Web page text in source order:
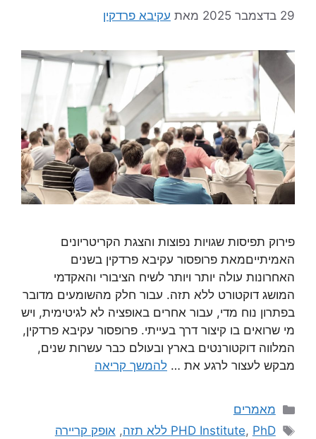
29 בדצמבר 2025 מאת עקיבא פרדקין
פירוק תפיסות שגויות נפוצות והצגת הקריטריונים
האמיתייםמאת פרופסור עקיבא פרדקין בשנים
האחרונות עולה יותר ויותר לשיח הציבורי והאקדמי
המושג דוקטורט ללא תזה. עבור חלק מהשומעים מדובר
בפתרון נוח מדי, עבור אחרים באופציה לא לגיטימית, ויש
מי שרואים בו קיצור דרך בעייתי. פרופסור עקיבא פרדקין,
המלווה דוקטורנטים בארץ ובעולם כבר עשרות שנים,
מבקש לעצור לרגע את … להמשך קריאה
מאמרים
PHD Institute, PhD ללא תזה ,אופק קריירה